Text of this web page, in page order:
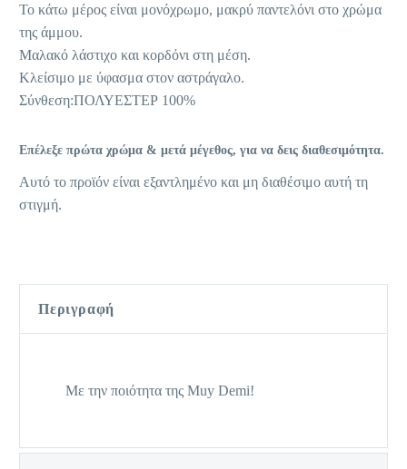
Το κάτω μέρος είναι μονόχρωμο, μακρύ παντελόνι στο χρώμα
της άμμου.
Μαλακό λάστιχο και κορδόνι στη μέση.
Κλείσιμο με ύφασμα στον αστράγαλο.
Σύνθεση:ΠΟΛΥΕΣΤΕΡ 100%
Επέλεξε πρώτα χρώμα & μετά μέγεθος, για να δεις διαθεσιμότητα.
Αυτό το προϊόν είναι εξαντλημένο και μη διαθέσιμο αυτή τη
στιγμή.
Περιγραφή
Με την ποιότητα της Muy Demi!